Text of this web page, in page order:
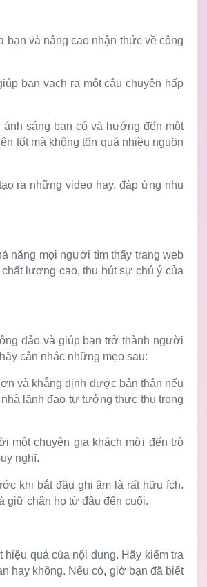
bạn và nâng cao nhận thức về công
bạn vạch ra một câu chuyện hấp
sáng bạn có và hướng đến một
tốt mà không tốn quá nhiều nguồn
ra những video hay, đáp ứng nhu
năng mọi người tìm thấy trang web
lượng cao, thu hút sự chú ý của
đảo và giúp bạn trở thành người
cân nhắc những mẹo sau:
và khẳng định được bản thân nếu
lãnh đạo tư tưởng thực thụ trong
một chuyên gia khách mời đến trò
nghĩ.
khi bắt đầu ghi âm là rất hữu ích.
giữ chân họ từ đầu đến cuối.
quả của nội dung. Hãy kiểm tra
hay không. Nếu có, giờ bạn đã biết